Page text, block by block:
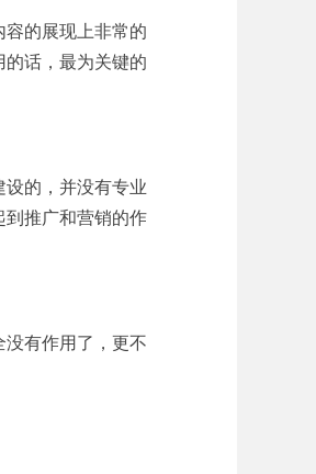
的展现上非常的
话，最为关键的
的，并没有专业
推广和营销的作
有作用了，更不